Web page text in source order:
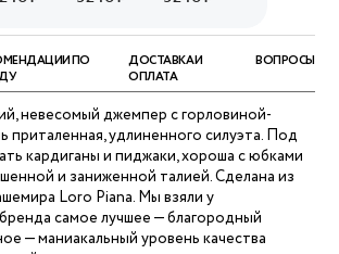
ПО
ДОСТАВКА И
ОПЛАТА
ВОПРОСЫ
невесомый джемпер с горловиной-
приталенная, удлиненного силуэта. Под
кардиганы и пиджаки, хороша с юбками
и заниженной талией. Сделана из
Loro Piana. Мы взяли у
самое лучшее — благородный
— маниакальный уровень качества